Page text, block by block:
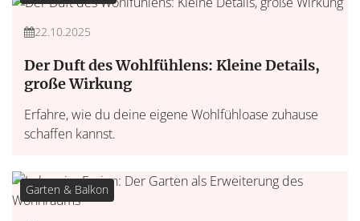
22.10.2025
Der Duft des Wohlfühlens: Kleine Details,
große Wirkung
Erfahre, wie du deine eigene Wohlfühloase zuhause
schaffen kannst.
Garten & Balkon